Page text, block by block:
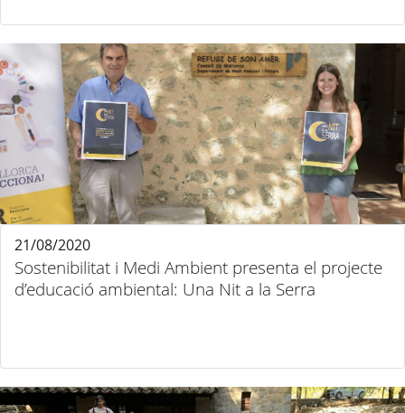
Sostenibilitat i Medi Ambient presenta el projecte
d’educació ambiental: Una Nit a la Serra
21/08/2020